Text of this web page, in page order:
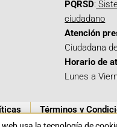
PQRSD:
ciudadano
Atención
Ciudadana
Horario de
Lunes a
Términos y